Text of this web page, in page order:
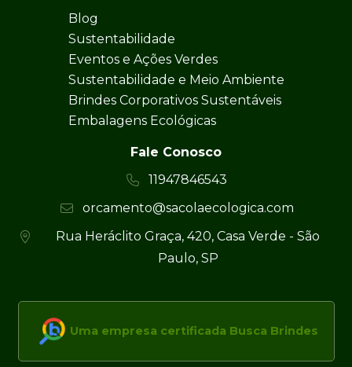
Blog
Sustentabilidade
Eventos e Ações Verdes
Sustentabilidade e Meio Ambiente
Brindes Corporativos Sustentáveis
Embalagens Ecológicas
Fale Conosco
11947846543
orcamento@sacolaecologica.com
Rua Heráclito Graça, 420, Casa Verde - São
Paulo, SP
Uma empresa certificada Busca Brindes